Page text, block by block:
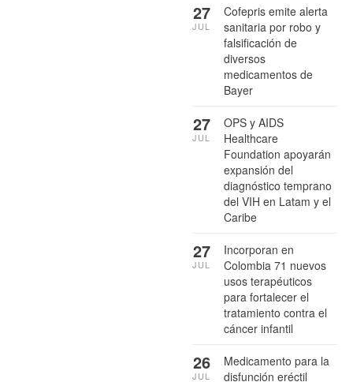
Cofepris emite alerta
sanitaria por robo y
falsificación de
diversos
medicamentos de
Bayer
27
JUL
OPS y AIDS
Healthcare
Foundation apoyarán
expansión del
diagnóstico temprano
del VIH en Latam y el
Caribe
27
JUL
Incorporan en
Colombia 71 nuevos
usos terapéuticos
para fortalecer el
tratamiento contra el
cáncer infantil
27
JUL
Medicamento para la
disfunción eréctil
26
JUL